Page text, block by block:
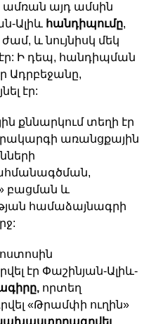
ամռան այդ ամսին
Ալիև հանդիպումը,
և նույնիսկ մեկ
Ի դեպ, հանդիպման
Ադրբեջանը,
էր:
քննարկում տեղի էր
առանցքային
բացման և
համաձայնագրի
էր Փաշինյան-Ալիև-
,որտեղ
«Թրամփի ուղին»